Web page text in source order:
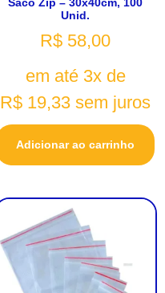
Unid.
R$ 58,00
em até 3x de
R$ 19,33 sem juros
Adicionar ao carrinho